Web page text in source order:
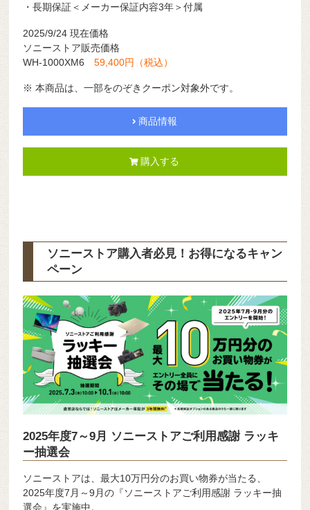
・長期保証＜メーカー保証内容3年＞付属
2025/9/24 現在価格
ソニーストア販売価格
WH-1000XM659,400円（税込）
※ 本商品は、一部をのぞきクーポン対象外です。
商品情報
購入する
ソニーストア購入者必見！お得になるキャン
ペーン
2025年度7～9月 ソニーストアご利用感謝 ラッキ
ー抽選会
ソニーストアは、最大10万円分のお買い物券が当たる、
2025年度7月～9月の『ソニーストアご利用感謝 ラッキー抽
選会』を実施中。